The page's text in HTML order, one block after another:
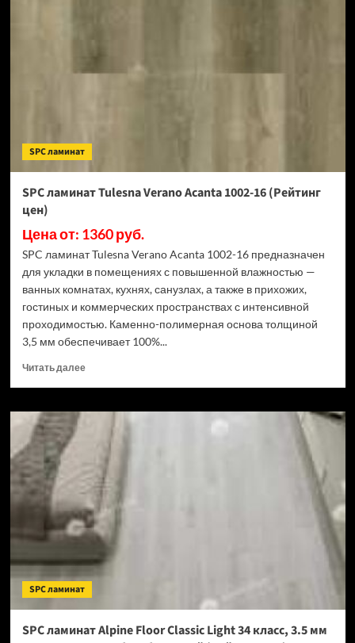
SPC ламинат
SPC ламинат Tulesna Verano Acanta 1002-16 (Рейтинг
цен)
Цена от: 1360 руб.
SPC ламинат Tulesna Verano Acanta 1002-16 предназначен
для укладки в помещениях с повышенной влажностью —
ванных комнатах, кухнях, санузлах, а также в прихожих,
гостиных и коммерческих пространствах с интенсивной
проходимостью. Каменно-полимерная основа толщиной
3,5 мм обеспечивает 100%...
Читать далееПрочитать
SPC
Verano
Acanta
1002-
(Рейтинг
цен)
SPC ламинат
SPC ламинат Alpine Floor Classic Light 34 класс, 3.5 мм